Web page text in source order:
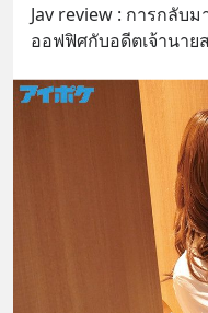
Jav review : การกลับ
ออฟฟิศกับอดีตเจ้านาย